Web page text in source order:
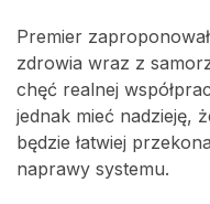
Premier
zdrowia wraz z
chęć realnej
jednak mieć nadzieję,
będzie łatwiej
naprawy systemu.